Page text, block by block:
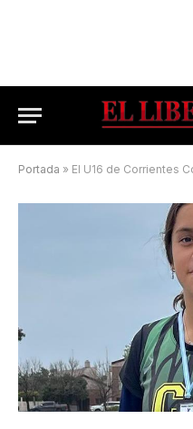
Portada » El U16 de Corrientes